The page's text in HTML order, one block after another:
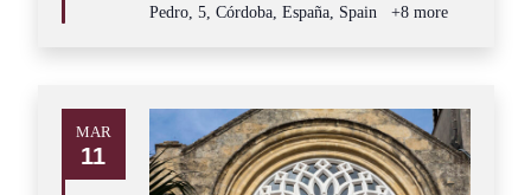
Pedro, 5, Córdoba, España, Spain
+8 more
MAR
11